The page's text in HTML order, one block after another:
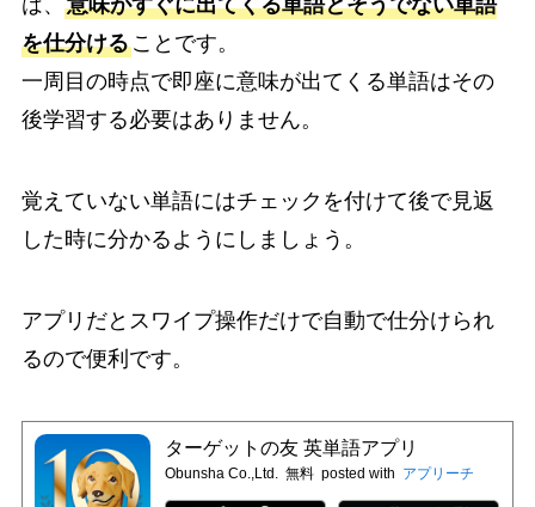
は、 意味がすぐに出てくる単語とそうでない単語
を仕分けることです。
一周目の時点で即座に意味が出てくる単語はその
後学習する必要はありません。
覚えていない単語にはチェックを付けて後で見返
した時に分かるようにしましょう。
アプリだとスワイプ操作だけで自動で仕分けられ
るので便利です。
ターゲットの友 英単語アプリ
Obunsha Co.,Ltd. 無料 posted with アプリーチ